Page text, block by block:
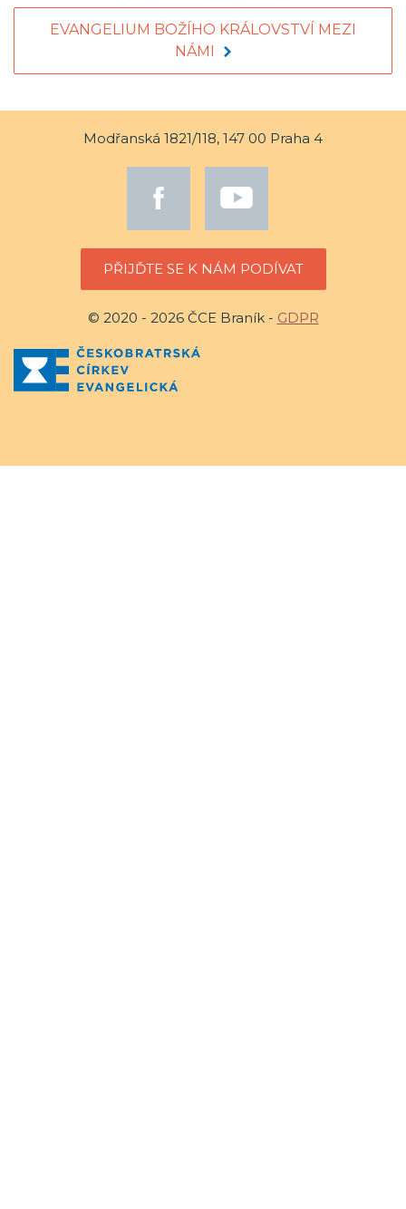
EVANGELIUM BOŽÍHO KRÁLOVSTVÍ MEZI
NÁMI
Modřanská 1821/118, 147 00 Praha 4
PŘIJĎTE SE K NÁM PODÍVAT
© 2020 - 2026 ČCE Braník - GDPR